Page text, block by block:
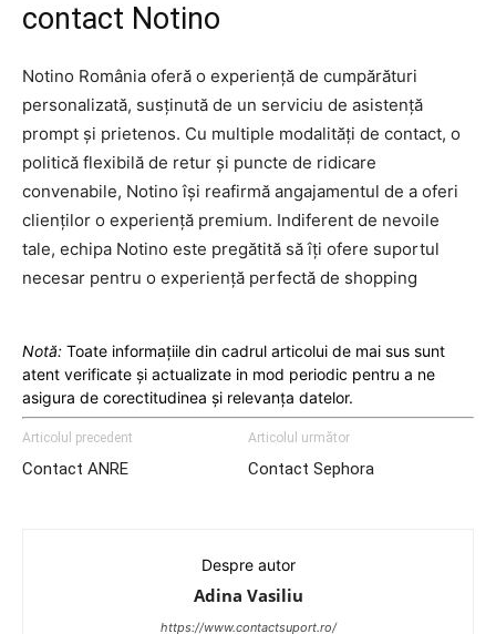
contact Notino
Notino România oferă o experiență de cumpărături
personalizată, susținută de un serviciu de asistență
prompt și prietenos. Cu multiple modalități de contact, o
politică flexibilă de retur și puncte de ridicare
convenabile, Notino își reafirmă angajamentul de a oferi
clienților o experiență premium. Indiferent de nevoile
tale, echipa Notino este pregătită să îți ofere suportul
necesar pentru o experiență perfectă de shopping
Notă: Toate informațiile din cadrul articolui de mai sus sunt
atent verificate și actualizate in mod periodic pentru a ne
asigura de corectitudinea și relevanța datelor.
Articolul precedent
Contact ANRE
Articolul următor
Contact Sephora
Despre autor
Adina Vasiliu
https://www.contactsuport.ro/